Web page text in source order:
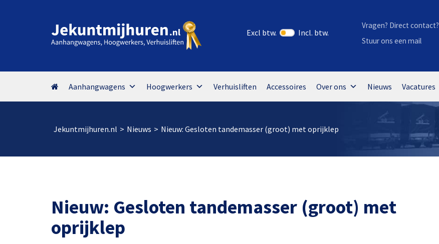
Excl btw. Incl. btw.
Vragen? Direct contact?
Stuur ons een mail
Aanhangwagens Hoogwerkers Verhuisliften Accessoires Over ons Nieuws Vacatures
Jekuntmijhuren.nl > Nieuws > Nieuw: Gesloten tandemasser (groot) met oprijklep
Nieuw: Gesloten tandemasser (groot) met
oprijklep